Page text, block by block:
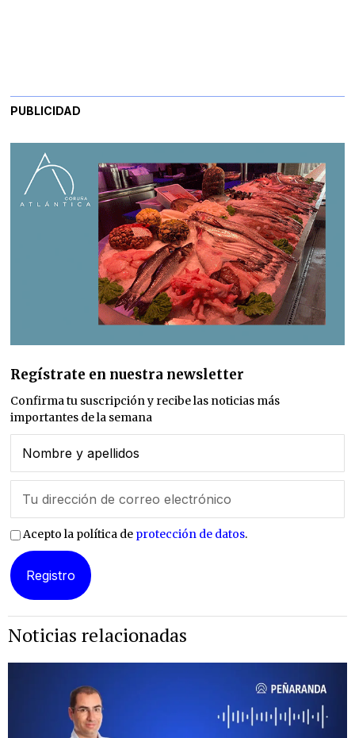
PUBLICIDAD
Regístrate en nuestra newsletter
Confirma tu suscripción y recibe las noticias más
importantes de la semana
Acepto la política de protección de datos.
Noticias relacionadas